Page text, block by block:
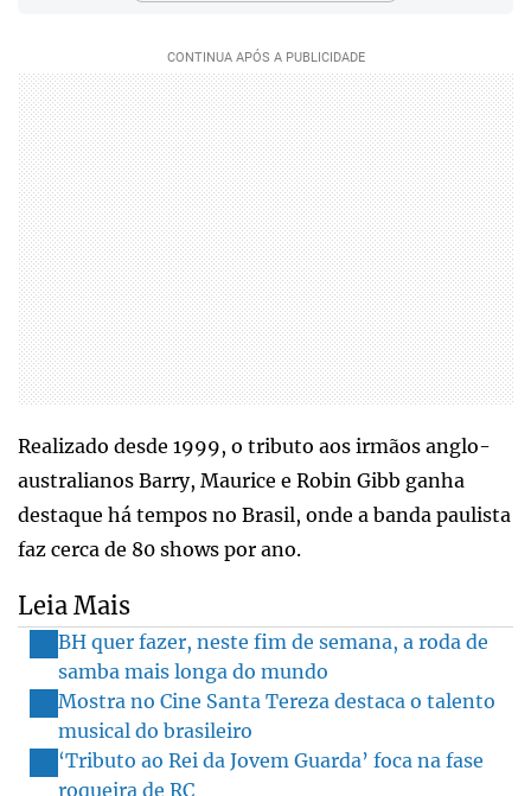
Realizado desde 1999, o tributo aos irmãos anglo-
australianos Barry, Maurice e Robin Gibb ganha
destaque há tempos no Brasil, onde a banda paulista
faz cerca de 80 shows por ano.
Leia Mais
BH quer fazer, neste fim de semana, a roda de
samba mais longa do mundo
Mostra no Cine Santa Tereza destaca o talento
musical do brasileiro
‘Tributo ao Rei da Jovem Guarda’ foca na fase
roqueira de RC